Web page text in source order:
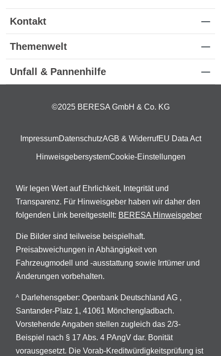
Kontakt
Themenwelt
Unfall & Pannenhilfe
©2025 BERESA GmbH & Co. KG
ImpressumDatenschutzAGB & WiderrufEU Data Act
HinweisgebersystemCookie-Einstellungen
Wir legen Wert auf Ehrlichkeit, Integrität und
Transparenz. Für Hinweisgeber haben wir daher den
folgenden Link bereitgestellt: BERESA Hinweisgeber
Die Bilder sind teilweise beispielhaft.
Preisabweichungen in Abhängigkeit von
Fahrzeugmodell und -ausstattung sowie Irrtümer und
Änderungen vorbehalten.
A
Darlehensgeber: Openbank Deutschland AG ,
Santander-Platz 1, 41061 Mönchengladbach.
Vorstehende Angaben stellen zugleich das 2/3-
Beispiel nach § 17 Abs. 4 PAngV dar. Bonität
vorausgesetzt. Die Vorab-Kreditwürdigkeitsprüfung ist